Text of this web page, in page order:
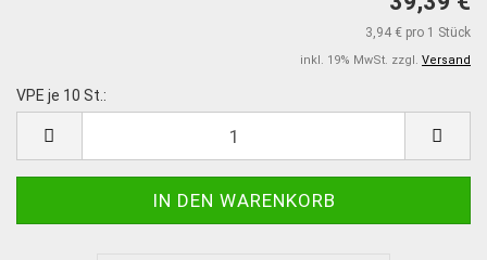
3,94 € pro 1 Stück
inkl. 19% MwSt. zzgl. Versand
VPE je 10 St.:
10